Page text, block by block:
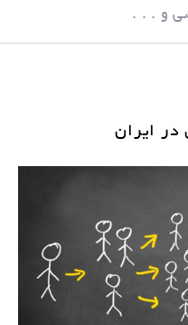
و . . .
ایران